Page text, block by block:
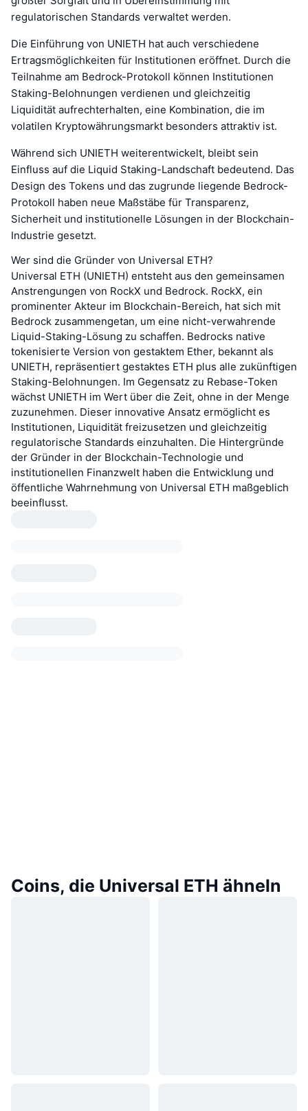
regulatorischen Standards verwaltet werden.
Die Einführung von UNIETH hat auch verschiedene
Ertragsmöglichkeiten für Institutionen eröffnet. Durch die
Teilnahme am Bedrock-Protokoll können Institutionen
Staking-Belohnungen verdienen und gleichzeitig
Liquidität aufrechterhalten, eine Kombination, die im
volatilen Kryptowährungsmarkt besonders attraktiv ist.
Während sich UNIETH weiterentwickelt, bleibt sein
Einfluss auf die Liquid Staking-Landschaft bedeutend. Das
Design des Tokens und das zugrunde liegende Bedrock-
Protokoll haben neue Maßstäbe für Transparenz,
Sicherheit und institutionelle Lösungen in der Blockchain-
Industrie gesetzt.
Wer sind die Gründer von Universal ETH?
Universal ETH (UNIETH) entsteht aus den gemeinsamen
Anstrengungen von RockX und Bedrock. RockX, ein
prominenter Akteur im Blockchain-Bereich, hat sich mit
Bedrock zusammengetan, um eine nicht-verwahrende
Liquid-Staking-Lösung zu schaffen. Bedrocks native
tokenisierte Version von gestaktem Ether, bekannt als
UNIETH, repräsentiert gestaktes ETH plus alle zukünftigen
Staking-Belohnungen. Im Gegensatz zu Rebase-Token
wächst UNIETH im Wert über die Zeit, ohne in der Menge
zuzunehmen. Dieser innovative Ansatz ermöglicht es
Institutionen, Liquidität freizusetzen und gleichzeitig
regulatorische Standards einzuhalten. Die Hintergründe
der Gründer in der Blockchain-Technologie und
institutionellen Finanzwelt haben die Entwicklung und
öffentliche Wahrnehmung von Universal ETH maßgeblich
beeinflusst.
Coins, die Universal ETH ähneln